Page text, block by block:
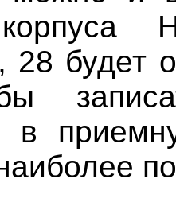
28 будет
в